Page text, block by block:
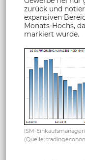
zurück und
expansiven
Monats-Hochs,
markiert wurde.
ISM-
(Quelle: